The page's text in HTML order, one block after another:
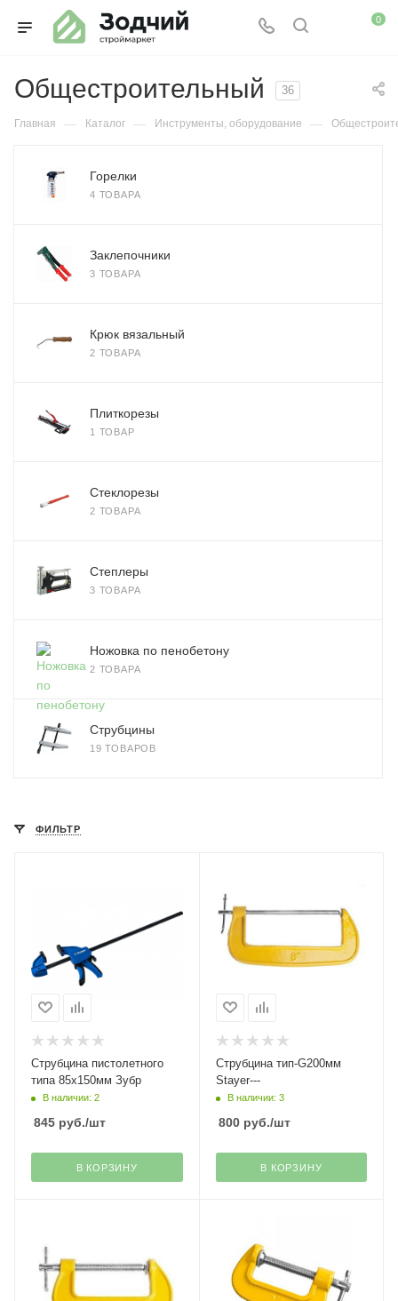
0
Общестроительный 36
Главная — Каталог — Инструменты, оборудование —
Горелки
4 ТОВАРА
Заклепочники
3 ТОВАРА
Крюк вязальный
2 ТОВАРА
Плиткорезы
1 ТОВАР
Стеклорезы
2 ТОВАРА
Степлеры
3 ТОВАРА
Ножовка по пенобетону
2 ТОВАРА
Струбцины
19 ТОВАРОВ
ФИЛЬТР
Струбцина пистолетного
типа 85х150мм Зубр
В наличии: 2
845 руб./шт
В КОРЗИНУ
Струбцина тип-G200мм
Stayer---
В наличии: 3
800руб./шт
В КОРЗИНУ